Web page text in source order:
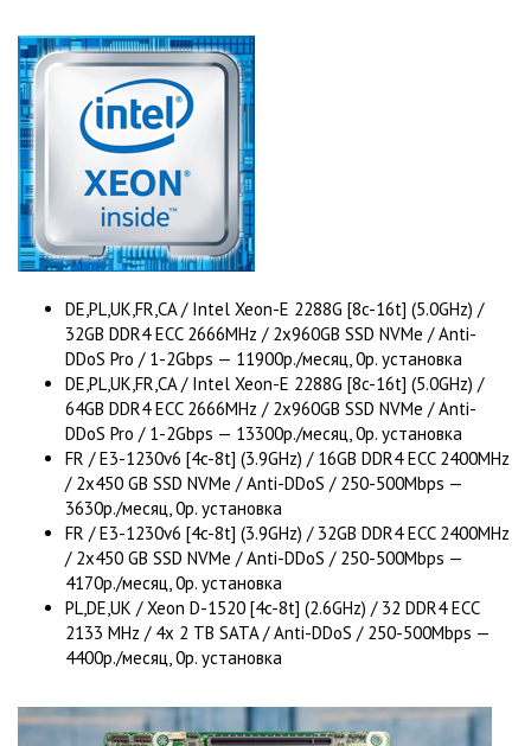
DE,PL,UK,FR,CA / Intel Xeon-E 2288G [8c-16t] (5.0GHz) /
32GB DDR4 ECC 2666MHz / 2x960GB SSD NVMe / Anti-
DDoS Pro / 1-2Gbps — 11900р./месяц, 0р. установка
DE,PL,UK,FR,CA / Intel Xeon-E 2288G [8c-16t] (5.0GHz) /
64GB DDR4 ECC 2666MHz / 2x960GB SSD NVMe / Anti-
DDoS Pro / 1-2Gbps — 13300р./месяц, 0р. установка
FR / E3-1230v6 [4c-8t] (3.9GHz) / 16GB DDR4 ECC 2400MHz
/ 2x450 GB SSD NVMe / Anti-DDoS / 250-500Mbps —
3630р./месяц, 0р. установка
FR / E3-1230v6 [4c-8t] (3.9GHz) / 32GB DDR4 ECC 2400MHz
/ 2x450 GB SSD NVMe / Anti-DDoS / 250-500Mbps —
4170р./месяц, 0р. установка
PL,DE,UK / Xeon D-1520 [4c-8t] (2.6GHz) / 32 DDR4 ECC
2133 MHz / 4x 2 TB SATA / Anti-DDoS / 250-500Mbps —
4400р./месяц, 0р. установка